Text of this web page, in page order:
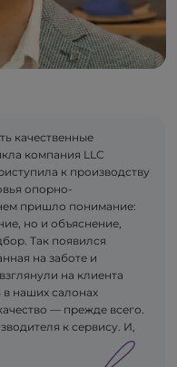
качественные
компания LLC
к производству
опорно-
пришло понимание:
но и объяснение,
Так появился
на заботе и
на клиента
в наших салонах
— прежде всего.
к сервису. И,